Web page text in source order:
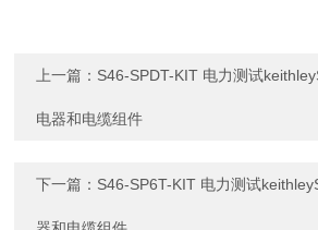
上一篇： S46-SPDT-KIT 电力测试
电器和电缆组件
下一篇： S46-SP6T-KIT 电力测试